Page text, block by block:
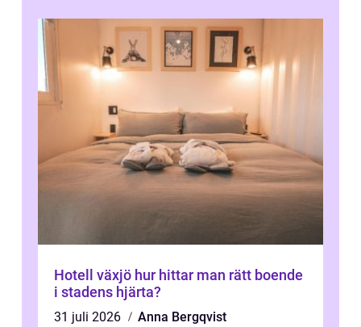
Hotell växjö hur hittar man rätt boende
i stadens hjärta?
31 juli 2026
Anna Bergqvist